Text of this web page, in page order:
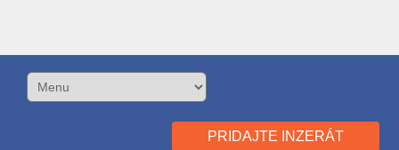
PRIDAJTE INZERÁT